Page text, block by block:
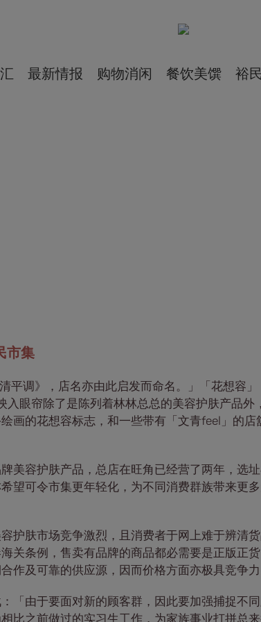
最新情报 购物消闲 餐饮美馔 裕
市集
平调》，店名亦由此启发而命名。」「花想容
眼帘除了是陈列着林林总总的美容护肤产品外
画的花想容标志，和一些带有「文青feel」的店
美容护肤产品，总店在旺角已经营了两年，选
望可令市集更年轻化，为不同消费群族带来更
护肤市场竞争激烈，且消费者于网上难于辨清货
关条例，售卖有品牌的商品都必需要是正版正
作及可靠的供应源，因而价格方面亦极具竞争力
「由于要面对新的顾客群，因此要加强捕捉不
比之前做过的实习生工作，为家族事业打拼总